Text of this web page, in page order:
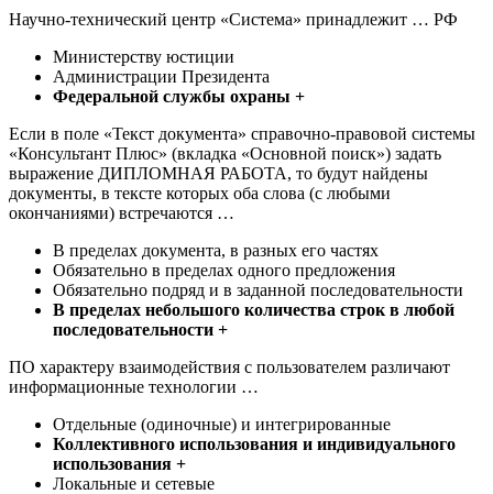
Научно-технический центр «Система» принадлежит … РФ
Министерству юстиции
Администрации Президента
Федеральной службы охраны +
Если в поле «Текст документа» справочно-правовой системы
«Консультант Плюс» (вкладка «Основной поиск») задать
выражение ДИПЛОМНАЯ РАБОТА, то будут найдены
документы, в тексте которых оба слова (с любыми
окончаниями) встречаются …
В пределах документа, в разных его частях
Обязательно в пределах одного предложения
Обязательно подряд и в заданной последовательности
В пределах небольшого количества строк в любой
последовательности +
ПО характеру взаимодействия с пользователем различают
информационные технологии …
Отдельные (одиночные) и интегрированные
Коллективного использования и индивидуального
использования +
Локальные и сетевые